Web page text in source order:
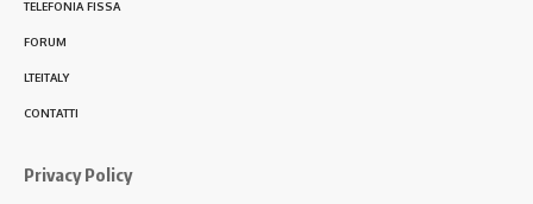
TELEFONIA FISSA
FORUM
LTEITALY
CONTATTI
Privacy Policy